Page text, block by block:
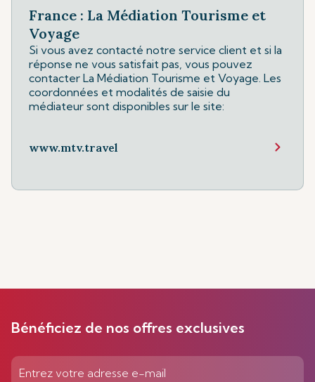
France : La Médiation Tourisme et
Voyage
Si vous avez contacté notre service client et si la
réponse ne vous satisfait pas, vous pouvez
contacter La Médiation Tourisme et Voyage. Les
coordonnées et modalités de saisie du
médiateur sont disponibles sur le site:
www.mtv.travel
Bénéficiez de nos offres exclusives